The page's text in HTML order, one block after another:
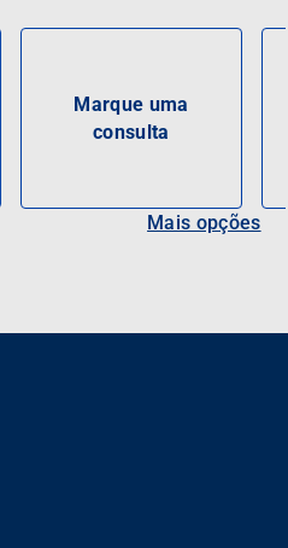
Marque uma
consulta
Mais opções